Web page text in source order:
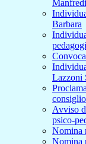
Barbara
Lazzoni
Avviso
psico-
Nomina
Nomina